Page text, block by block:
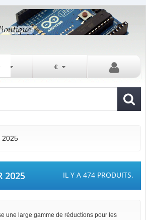
€
Fr
2025
2025 IL Y A 474 PRODUITS.
une large gamme de réductions pour les